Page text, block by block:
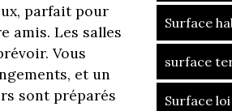
parfait pour
amis. Les salles
Vous
et un
sont préparés
Surface
surface
Surface